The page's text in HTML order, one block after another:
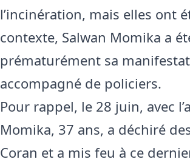
l’incinération, mais elles ont
contexte, Salwan Momika a
prématurément sa
accompagné de policiers.
Pour rappel, le 28 juin, avec
Momika, 37 ans, a déchiré
Coran et a mis feu à ce